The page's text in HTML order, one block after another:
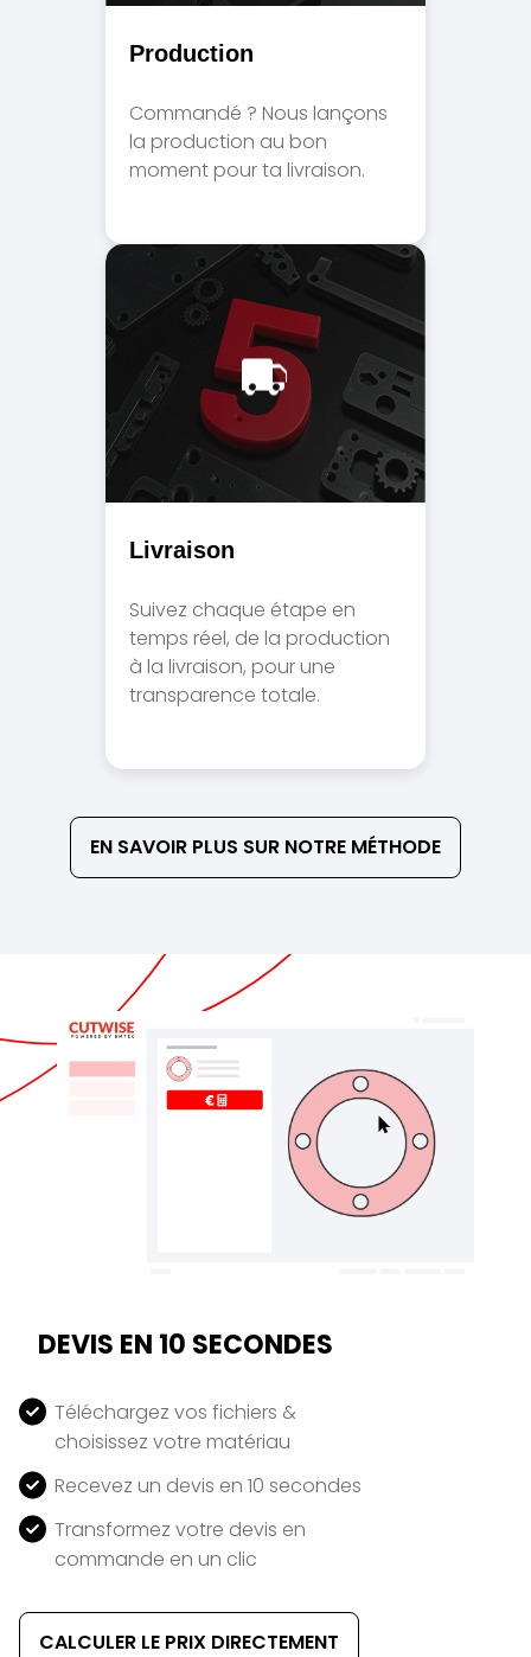
Production
Commandé ? Nous lançons
la production au bon
moment pour ta livraison.
Livraison
Suivez chaque étape en
temps réel, de la production
à la livraison, pour une
transparence totale.
EN SAVOIR PLUS SUR NOTRE MÉTHODE
DEVIS EN 10 SECONDES
Téléchargez vos fichiers &
choisissez votre matériau
Recevez un devis en 10 secondes
Transformez votre devis en
commande en un clic
CALCULER LE PRIX DIRECTEMENT